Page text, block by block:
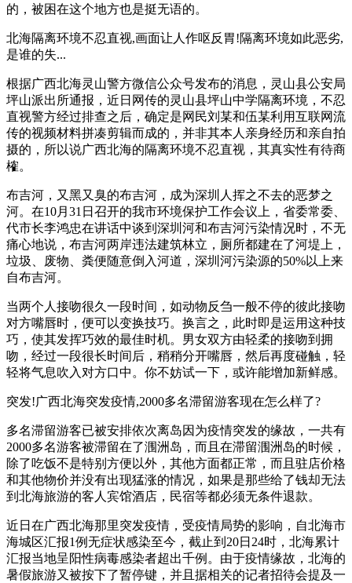
的，被困在这个地方也是挺无语的。
北海隔离环境不忍直视,画面让人作呕反胃!隔离环境如此恶劣,
是谁的失...
根据广西北海灵山警方微信公众号发布的消息，灵山县公安局
坪山派出所通报，近日网传的灵山县坪山中学隔离环境，不忍
直视警方经过排查之后，确定是网民刘某和伍某利用互联网流
传的视频材料拼凑剪辑而成的，并非其本人亲身经历和亲自拍
摄的，所以说广西北海的隔离环境不忍直视，其真实性有待商
榷。
布吉河，又黑又臭的布吉河，成为深圳人挥之不去的恶梦之
河。在10月31日召开的我市环境保护工作会议上，省委常委、
代市长李鸿忠在讲话中谈到深圳河和布吉河污染情况时，不无
痛心地说，布吉河两岸违法建筑林立，厕所都建在了河堤上，
垃圾、废物、粪便随意倒入河道，深圳河污染源的50%以上来
自布吉河。
当两个人接吻很久一段时间，如动物反刍一般不停的彼此接吻
对方嘴唇时，便可以变换技巧。换言之，此时即是运用这种技
巧，使其发挥巧效的最佳时机。男女双方由轻柔的接吻到拥
吻，经过一段很长时间后，稍稍分开嘴唇，然后再度碰触，轻
轻将气息吹入对方口中。你不妨试一下，或许能增加新鲜感。
突发!广西北海突发疫情,2000多名滞留游客现在怎么样了?
多名滞留游客已被安排依次离岛因为疫情突发的缘故，一共有
2000多名游客被滞留在了涠洲岛，而且在滞留涠洲岛的时候，
除了吃饭不是特别方便以外，其他方面都正常，而且驻店价格
和其他物价并没有出现猛涨的情况，如果是那些给了钱却无法
到北海旅游的客人宾馆酒店，民宿等都必须无条件退款。
近日在广西北海那里突发疫情，受疫情局势的影响，自北海市
海城区汇报1例无症状感染至今，截止到20日24时，北海累计
汇报当地呈阳性病毒感染者超出千例。由于疫情缘故，北海的
暑假旅游又被按下了暂停键，并且据相关的记者招待会提及一